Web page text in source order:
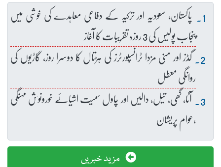
پاکستان، سعودیہ اور ترکیہ کے دفاعی معاہدے کی خوشی میں
پنجاب پولیس کی 3 روزہ تقریبات کا آغاز
گڈز اور منی مزدا ٹرانسپورٹرز کی ہڑتال کا دوسرا روز، گاڑیوں کی
روانگی معطل
آٹا، گھی، تیل، دالیں اور چاول سمیت اشیائے خورونوش مہنگی
،عوام پریشان
مزید خبریں